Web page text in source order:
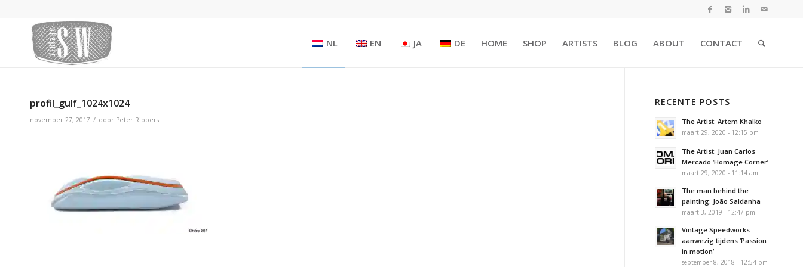
NL EN JA DE HOME SHOP ARTISTS BLOG ABOUT CONTACT
profil_gulf_1024x1024
november 27, 2017 / door Peter Ribbers
RECENTE POSTS
The Artist: Artem Khalko
maart 29, 2020 - 12:15 pm
The Artist: Juan Carlos
Mercado ‘Homage Corner’
maart 29, 2020 - 11:14 am
The man behind the
painting: João Saldanha
maart 3, 2019 - 12:47 pm
Vintage Speedworks
aanwezig tijdens ‘Passion
in motion’
september 8, 2018 - 12:54 pm